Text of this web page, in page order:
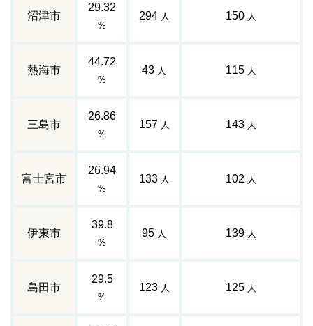
沼津市
29.32
%
294 人 150 人
熱海市
44.72
%
43 人 115 人
三島市
26.86
%
157 人 143 人
富士宮市
26.94
%
133 人 102 人
伊東市
39.8
%
95 人 139 人
島田市
29.5
%
123 人 125 人